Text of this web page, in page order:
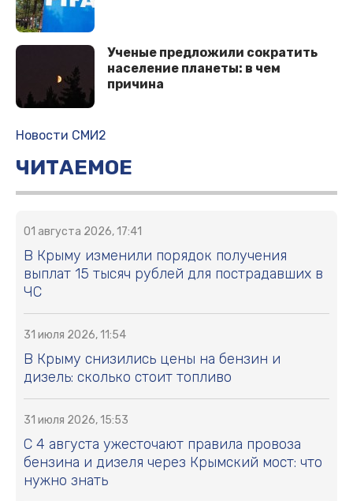
Ученые предложили сократить
население планеты: в чем
причина
Новости СМИ2
ЧИТАЕМОЕ
01 августа 2026, 17:41
В Крыму изменили порядок получения
выплат 15 тысяч рублей для пострадавших в
ЧС
31 июля 2026, 11:54
В Крыму снизились цены на бензин и
дизель: сколько стоит топливо
31 июля 2026, 15:53
С 4 августа ужесточают правила провоза
бензина и дизеля через Крымский мост: что
нужно знать